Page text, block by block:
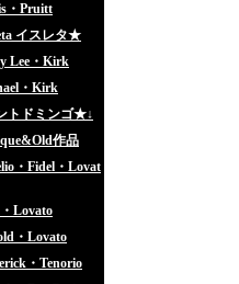
・Pruitt
イスレタ★
Lee・Kirk
・Kirk
トドミンゴ★↓
作品
・Fidel・Lovat
Lovato
・Lovato
・Tenorio